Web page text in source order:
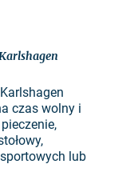
czas wolny i
lub